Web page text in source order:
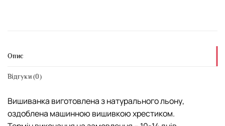
Опис
Відгуки (0)
Вишиванка виготовлена з натурального льону,
оздоблена машинною вишивкою хрестиком.